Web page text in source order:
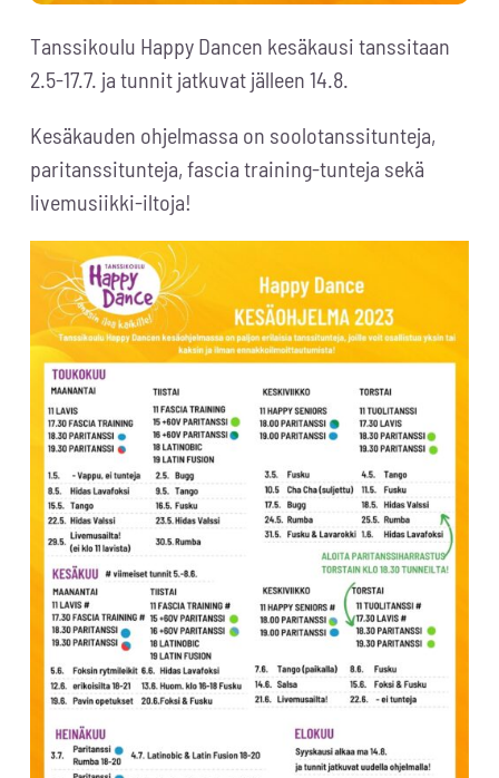
Tanssikoulu Happy Dancen kesäkausi tanssitaan
2.5-17.7. ja tunnit jatkuvat jälleen 14.8.
Kesäkauden ohjelmassa on soolotanssitunteja,
paritanssitunteja, fascia training-tunteja sekä
livemusiikki-iltoja!